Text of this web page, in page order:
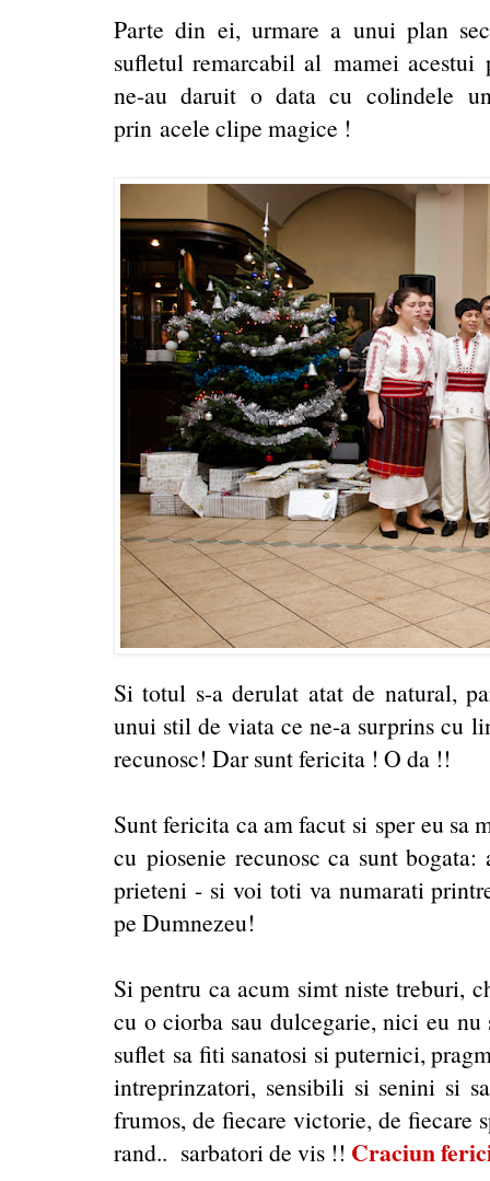
Parte din ei, urmare a unui plan
sufletul remarcabil al mamei acestui
ne-au daruit o data cu colindele
prin acele clipe magice !
Si totul s-a derulat atat de natural,
unui stil de viata ce ne-a surprins cu
recunosc! Dar sunt fericita ! O da !!
Sunt fericita ca am facut si sper eu sa
cu piosenie recunosc ca sunt
prieteni - si voi toti va numarati
pe Dumnezeu!
Si pentru ca acum simt niste treburi,
cu o ciorba sau dulcegarie, nici eu
suflet sa fiti sanatosi si puternici,
intreprinzatori, sensibili si senini si
frumos, de fiecare victorie, de
rand.. sarbatori de vis !! Craciun